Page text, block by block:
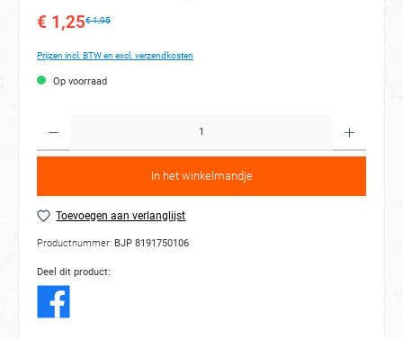
€ 1,25€ 1,95
Prijzen incl. BTW en excl. verzendkosten
Op voorraad
In het winkelmandje
Toevoegen aan verlanglijst
Productnummer: BJP 8191750106
Deel dit product: